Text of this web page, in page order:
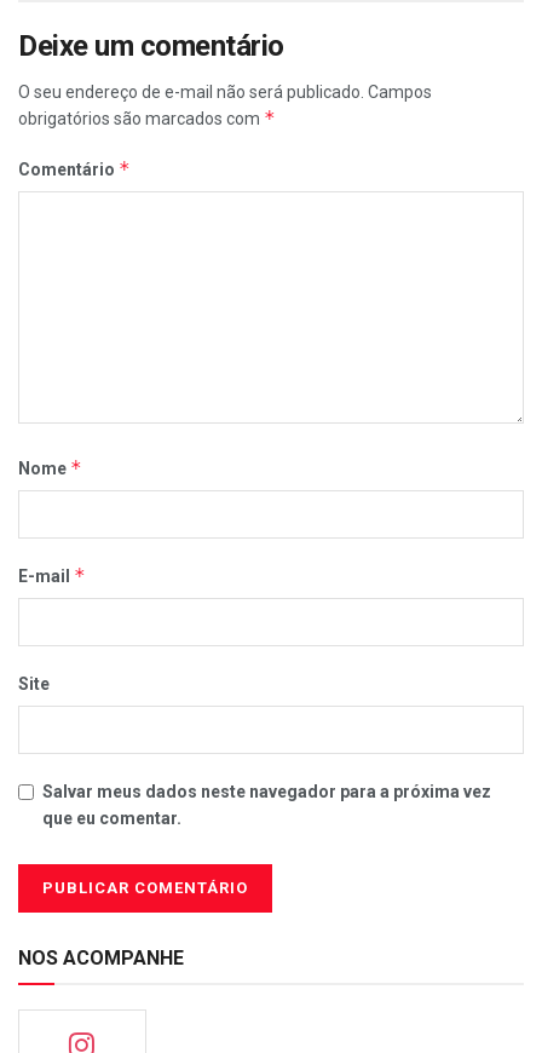
Deixe um comentário
O seu endereço de e-mail não será publicado. Campos
obrigatórios são marcados com *
Comentário *
Nome *
E-mail *
Site
Salvar meus dados neste navegador para a próxima vez
que eu comentar.
NOS ACOMPANHE